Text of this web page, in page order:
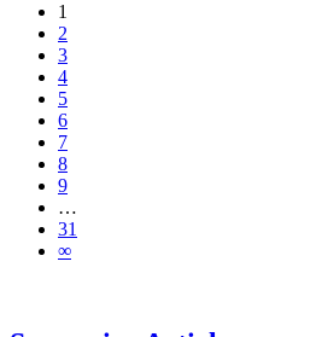
1
2
3
4
5
6
7
8
9
…
31
∞